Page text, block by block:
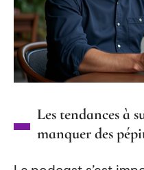
Les tendances à
manquer des